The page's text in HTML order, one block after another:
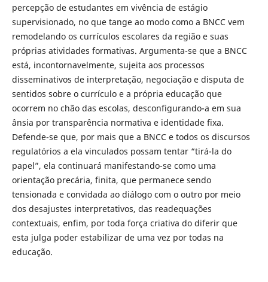
percepção de estudantes em vivência de estágio
supervisionado, no que tange ao modo como a BNCC vem
remodelando os currículos escolares da região e suas
próprias atividades formativas. Argumenta-se que a BNCC
está, incontornavelmente, sujeita aos processos
disseminativos de interpretação, negociação e disputa de
sentidos sobre o currículo e a própria educação que
ocorrem no chão das escolas, desconfigurando-a em sua
ânsia por transparência normativa e identidade fixa.
Defende-se que, por mais que a BNCC e todos os discursos
regulatórios a ela vinculados possam tentar “tirá-la do
papel”, ela continuará manifestando-se como uma
orientação precária, finita, que permanece sendo
tensionada e convidada ao diálogo com o outro por meio
dos desajustes interpretativos, das readequações
contextuais, enfim, por toda força criativa do diferir que
esta julga poder estabilizar de uma vez por todas na
educação.